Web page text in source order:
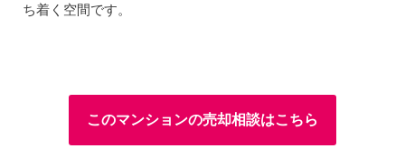
ち着く空間です。
このマンションの売却相談はこちら